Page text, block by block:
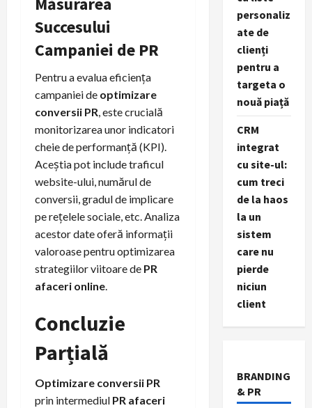
Succesului
Campaniei de PR
Pentru a evalua eficiența
campaniei de optimizare
conversii PR, este crucială
monitorizarea unor indicatori
cheie de performanță (KPI).
Aceștia pot include traficul
website-ului, numărul de
conversii, gradul de implicare
pe rețelele sociale, etc. Analiza
acestor date oferă informații
valoroase pentru optimizarea
strategiilor viitoare de PR
afaceri online.
Concluzie
Parțială
Optimizare conversii PR
prin intermediul PR afaceri
personaliz
ate de
clienți
pentru a
targeta o
nouă piață
CRM
integrat
cu site-ul:
cum treci
de la haos
la un
sistem
care nu
pierde
niciun
client
BRANDING
& PR